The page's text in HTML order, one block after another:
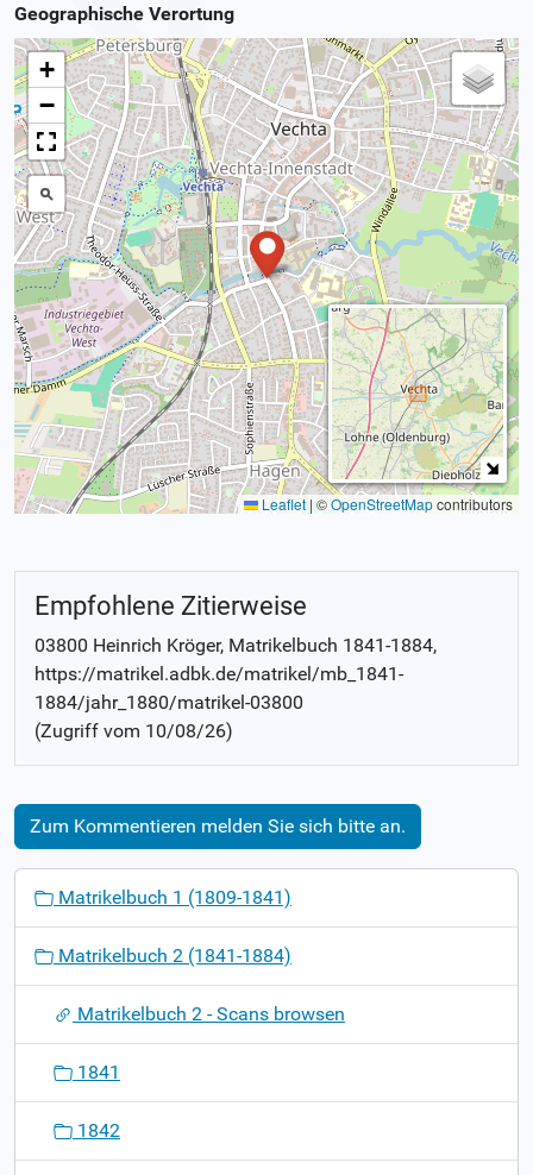
Geographische Verortung
+
−
Leaflet | ©OpenStreetMapcontributors
Empfohlene Zitierweise
03800 Heinrich Kröger, Matrikelbuch 1841-1884,
https://matrikel.adbk.de/matrikel/mb_1841-
1884/jahr_1880/matrikel-03800
(Zugriff vom 10/08/26)
Zum Kommentieren melden Sie sich bitte an.
o
Matrikelbuch 1 (1809-1841)
Matrikelbuch 2 (1841-1884)
Matrikelbuch 2 - Scans browsen
1841
1842